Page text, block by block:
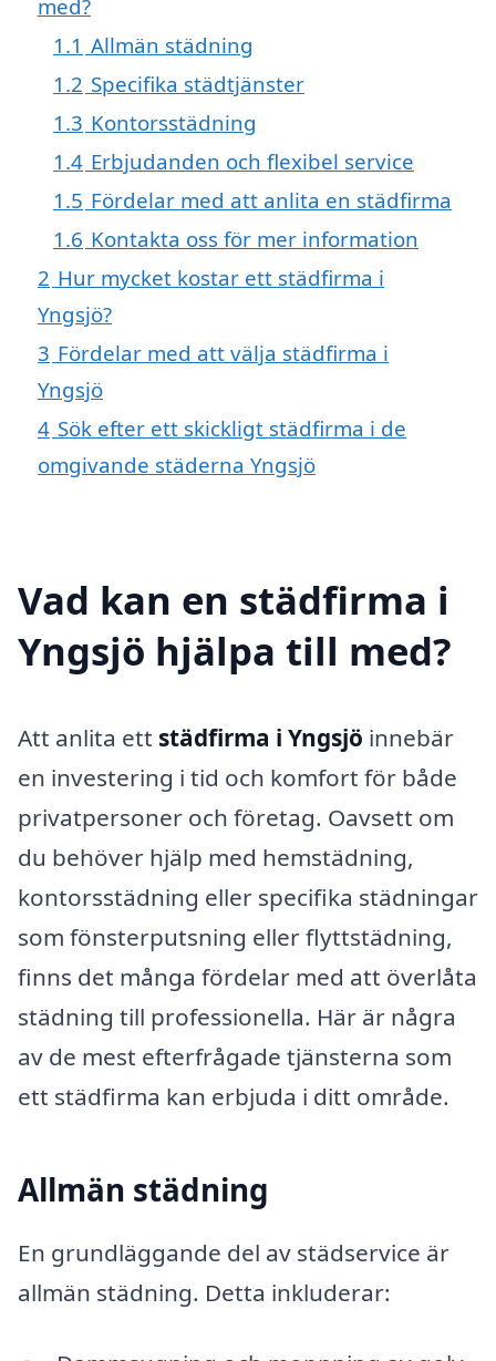
med?
1.1 Allmän städning
1.2 Specifika städtjänster
1.3 Kontorsstädning
1.4 Erbjudanden och flexibel service
1.5 Fördelar med att anlita en städfirma
1.6 Kontakta oss för mer information
2 Hur mycket kostar ett städfirma i
Yngsjö?
3 Fördelar med att välja städfirma i
Yngsjö
4 Sök efter ett skickligt städfirma i de
omgivande städerna Yngsjö
Vad kan en städfirma i
Yngsjö hjälpa till med?
Att anlita ett städfirma i Yngsjö innebär
en investering i tid och komfort för både
privatpersoner och företag. Oavsett om
du behöver hjälp med hemstädning,
kontorsstädning eller specifika städningar
som fönsterputsning eller flyttstädning,
finns det många fördelar med att överlåta
städning till professionella. Här är några
av de mest efterfrågade tjänsterna som
ett städfirma kan erbjuda i ditt område.
Allmän städning
En grundläggande del av städservice är
allmän städning. Detta inkluderar: